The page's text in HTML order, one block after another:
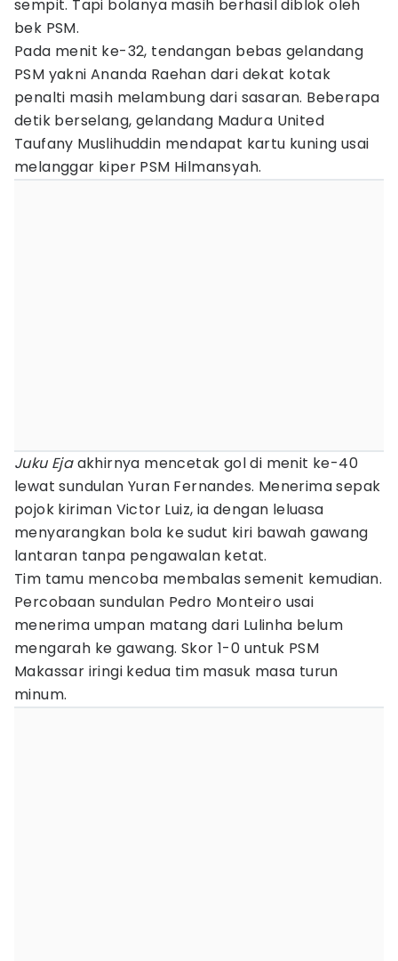
sempit. Tapi bolanya masih berhasil diblok oleh
bek PSM.
Pada menit ke-32, tendangan bebas gelandang
PSM yakni Ananda Raehan dari dekat kotak
penalti masih melambung dari sasaran. Beberapa
detik berselang, gelandang Madura United
Taufany Muslihuddin mendapat kartu kuning usai
melanggar kiper PSM Hilmansyah.
Juku Ejaakhirnya mencetak gol di menit ke-40
lewat sundulan Yuran Fernandes. Menerima sepak
pojok kiriman Victor Luiz, ia dengan leluasa
menyarangkan bola ke sudut kiri bawah gawang
lantaran tanpa pengawalan ketat.
Tim tamu mencoba membalas semenit kemudian.
Percobaan sundulan Pedro Monteiro usai
menerima umpan matang dari Lulinha belum
mengarah ke gawang. Skor 1-0 untuk PSM
Makassar iringi kedua tim masuk masa turun
minum.